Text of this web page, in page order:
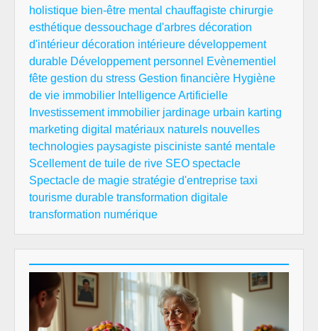
holistique bien-être mental chauffagiste chirurgie
esthétique dessouchage d'arbres décoration
d'intérieur décoration intérieure développement
durable Développement personnel Evènementiel
fête gestion du stress Gestion financière Hygiène
de vie immobilier Intelligence Artificielle
Investissement immobilier jardinage urbain karting
marketing digital matériaux naturels nouvelles
technologies paysagiste pisciniste santé mentale
Scellement de tuile de rive SEO spectacle
Spectacle de magie stratégie d'entreprise taxi
tourisme durable transformation digitale
transformation numérique